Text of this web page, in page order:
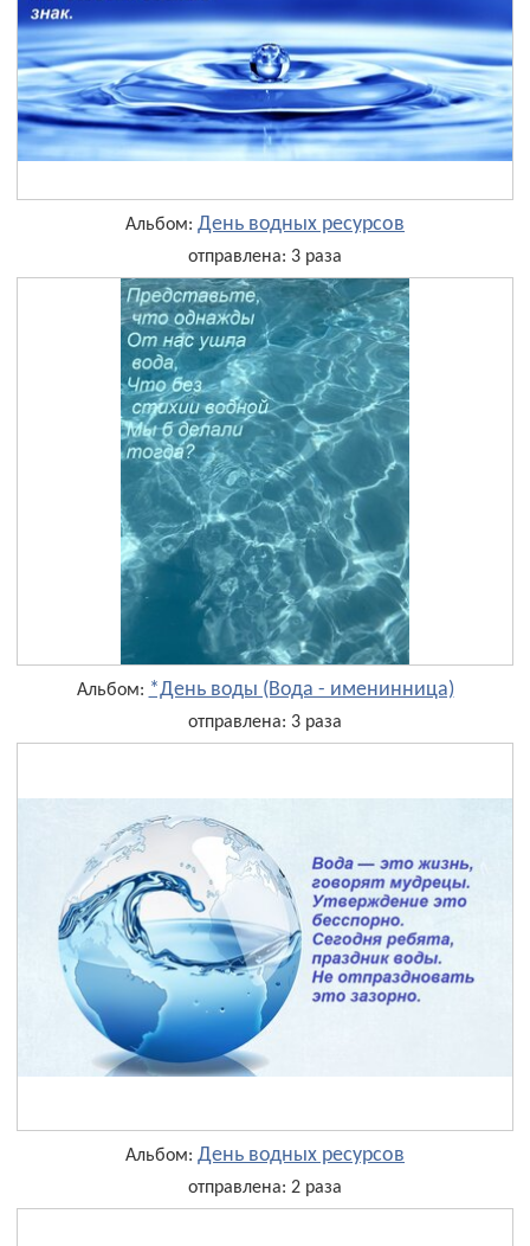
Альбом: День водных ресурсов
отправлена: 3 раза
Альбом: *День воды (Вода - именинница)
отправлена: 3 раза
Альбом: День водных ресурсов
отправлена: 2 раза